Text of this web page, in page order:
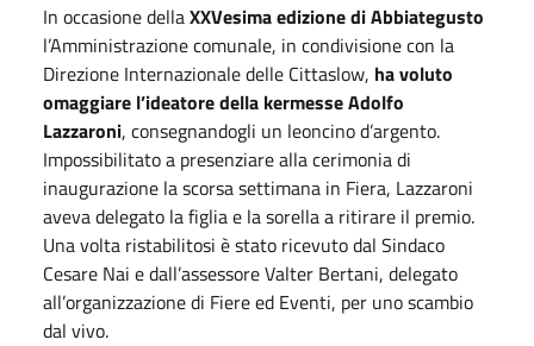
In occasione dellaXXVesima edizione di Abbiategusto
l’Amministrazione comunale, in condivisione con la
Direzione Internazionale delle Cittaslow, ha voluto
omaggiare l’ideatore della kermesse Adolfo
Lazzaroni, consegnandogli un leoncino d’argento.
Impossibilitato a presenziare alla cerimonia di
inaugurazione la scorsa settimana in Fiera, Lazzaroni
aveva delegato la figlia e la sorella a ritirare il premio.
Una volta ristabilitosi è stato ricevuto dal Sindaco
Cesare Nai e dall’assessore Valter Bertani, delegato
all’organizzazione di Fiere ed Eventi, per uno scambio
dal vivo.